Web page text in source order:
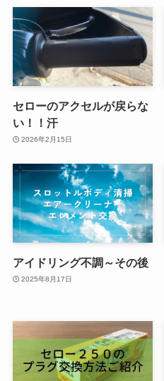
セローのアクセルが戻らな
い！！汗
2026年2月15日
アイドリング不調～その後
2025年8月17日